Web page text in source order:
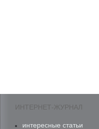
ИНТЕРНЕТ-ЖУРНАЛ
интересные статьи